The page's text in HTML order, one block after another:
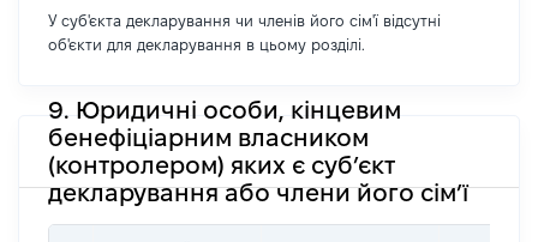
У суб'єкта декларування чи членів його сім'ї відсутні
об'єкти для декларування в цьому розділі.
9. Юридичні особи, кінцевим
бенефіціарним власником
(контролером) яких є суб’єкт
декларування або члени його сім’ї